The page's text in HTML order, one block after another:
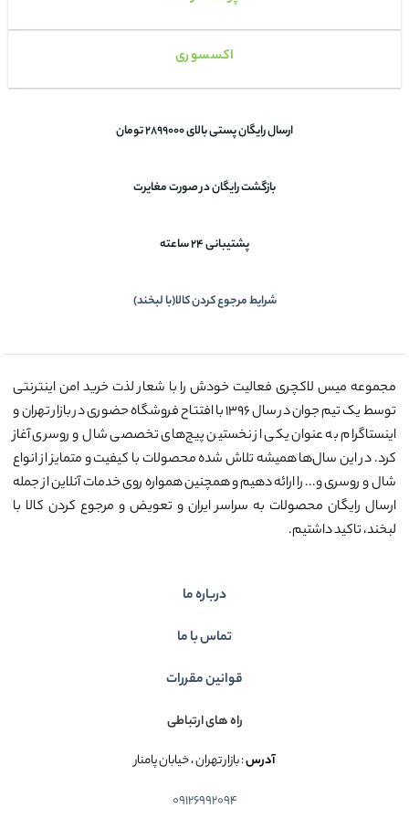
اکسسوری
ارسال رایگان پستی بالای 2899000 تومان
بازگشت رایگان در صورت مغایرت
پشتیبانی 24 ساعته
شرایط مرجوع کردن کالا(با لبخند)
مجموعه میس لاکچری فعالیت خودش را با شعار لذت خرید امن اینترنتی
توسط یک تیم جوان در سال ۱۳۹۶ با افتتاح فروشگاه حضوری در بازار تهران و
اینستاگرام به عنوان یکی از نخستین پیج‌های تخصصی شال و روسری آغاز
کرد. در این سال‌ها همیشه تلاش شده محصولات با کیفیت و متمایز از انواع
شال و روسری و... را ارائه دهیم و همچنین همواره روی خدمات آنلاین از جمله
ارسال رایگان محصولات به سراسر ایران و تعویض و مرجوع کردن کالا با
لبخند، تاکید داشتیم.
درباره ما
تماس با ما
قوانین مقررات
راه های ارتباطی
آدرس: بازار تهران ، خیابان پامنار
09126992094